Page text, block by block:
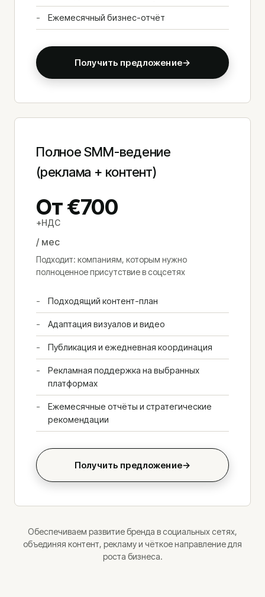
Ежемесячный бизнес-отчёт
Получить предложение→
Полное SMM-ведение
(реклама + контент)
От €700
+НДС
/ мес
Подходит: компаниям, которым нужно
полноценное присутствие в соцсетях
Подходящий контент-план
Адаптация визуалов и видео
Публикация и ежедневная координация
Рекламная поддержка на выбранных
платформах
Ежемесячные отчёты и стратегические
рекомендации
Получить предложение→
Обеспечиваем развитие бренда в социальных сетях,
объединяя контент, рекламу и чёткое направление для
роста бизнеса.